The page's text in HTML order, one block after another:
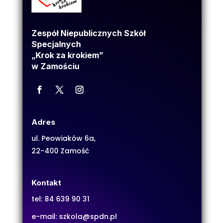
Zespół Niepublicznych Szkół
Specjalnych
„Krok za krokiem”
w Zamościu
Adres
ul. Peowiaków 6a,
22-400 Zamość
Kontakt
tel: 84 639 90 31
e-mail: szkola@spdn.pl